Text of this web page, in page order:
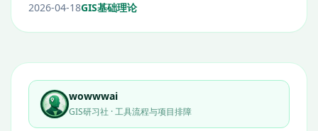
2026-04-18GIS基础理论
wowwwai
GIS研习社 · 工具流程与项目排障